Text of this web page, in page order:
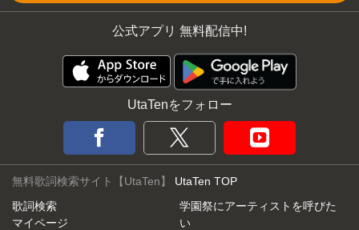
公式アプリ 無料配信中!
UtaTenをフォロー
無料歌詞検索サイト【UtaTen】 UtaTen TOP
歌詞検索
マイページ
学園祭にアーティストを呼びた
い